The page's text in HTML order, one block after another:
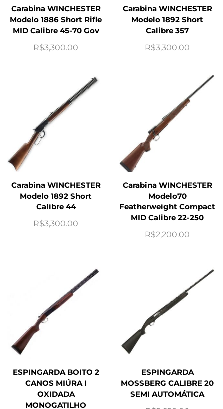
Carabina WINCHESTER
Modelo 1886 Short Rifle
MID Calibre 45-70 Gov
R$3,300.00
Carabina WINCHESTER
Modelo 1892 Short
Calibre 357
R$3,300.00
Carabina WINCHESTER
Modelo 1892 Short
Calibre 44
R$3,300.00
Carabina WINCHESTER
Modelo70
Featherweight Compact
MID Calibre 22-250
R$2,200.00
ESPINGARDA BOITO 2
CANOS MIÚRA I
OXIDADA
MONOGATILHO
ESPINGARDA
MOSSBERG CALIBRE 20
SEMI AUTOMÁTICA